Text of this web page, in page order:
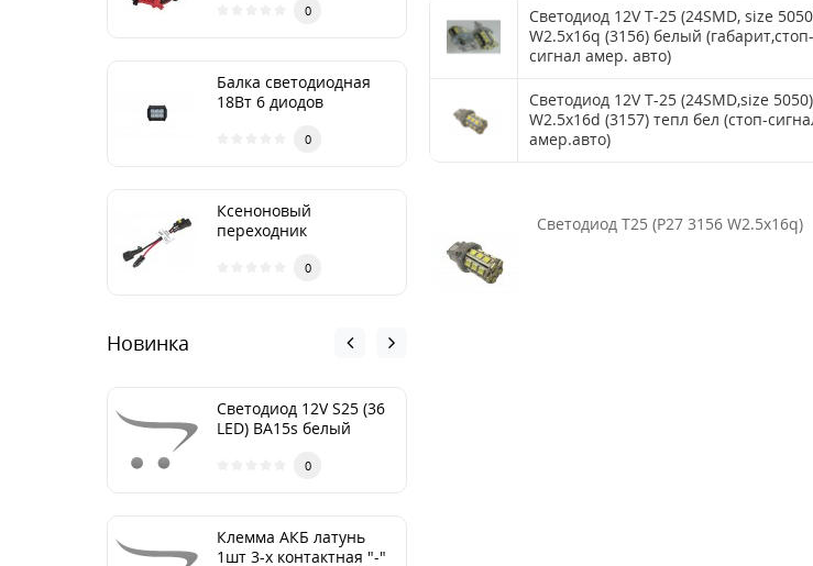
сумке Nord YADA
0
Балка светодиодная
18Вт 6 диодов
0
Ксеноновый
переходник
0
/SKODA (ОЕМ
357972752) TM Nord
YADA
0
с проводами TM Nord
YADA
знака-книжка
Новинка
Cветодиод 12V S25 (36
LED) BA15s белый
TM NORD YADA
0
Клемма АКБ латунь
1шт 3-х контактная "-"
Светодиод 12V T-25 (24SMD, size
W2.5x16q (3156) белый (габарит,стоп-
сигнал амер. авто)
Светодиод 12V T-25 (24SMD,size 5050)
W2.5x16d (3157) тепл бел (стоп-
амер.авто)
Светодиод T25 (P27 3156 W2.5x16q)